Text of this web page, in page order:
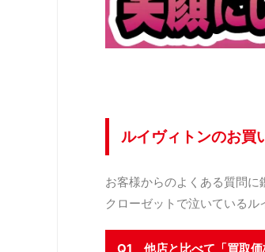
ルイヴィトンのお
お客様からのよくある質問に
クローゼットで泣いている
Q1 他店と比べて「買取価